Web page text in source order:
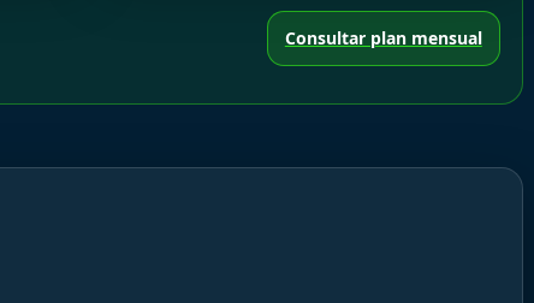
Consultar plan mensual